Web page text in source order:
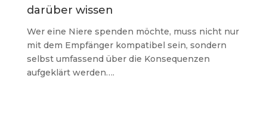
darüber wissen
Wer eine Niere spenden möchte, muss nicht nur
mit dem Empfänger kompatibel sein, sondern
selbst umfassend über die Konsequenzen
aufgeklärt werden….